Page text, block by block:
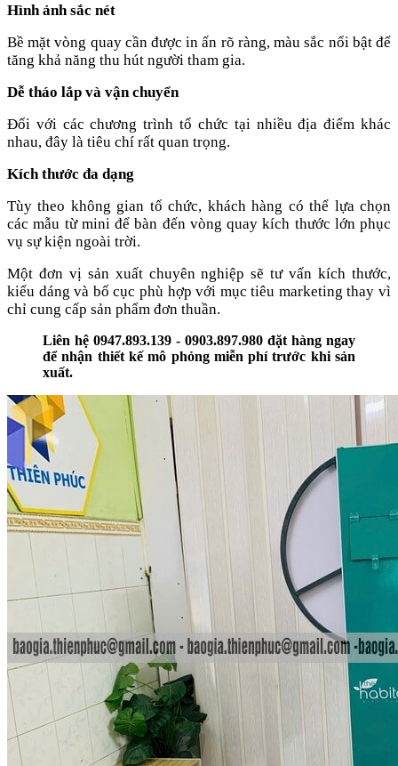
Hình ảnh sắc nét
Bề mặt vòng quay cần được in ấn rõ ràng, màu sắc nổi bật để
tăng khả năng thu hút người tham gia.
Dễ tháo lắp và vận chuyển
Đối với các chương trình tổ chức tại nhiều địa điểm khác
nhau, đây là tiêu chí rất quan trọng.
Kích thước đa dạng
Tùy theo không gian tổ chức, khách hàng có thể lựa chọn
các mẫu từ mini để bàn đến vòng quay kích thước lớn phục
vụ sự kiện ngoài trời.
Một đơn vị sản xuất chuyên nghiệp sẽ tư vấn kích thước,
kiểu dáng và bố cục phù hợp với mục tiêu marketing thay vì
chỉ cung cấp sản phẩm đơn thuần.
Liên hệ 0947.893.139 - 0903.897.980 đặt hàng ngay
để nhận thiết kế mô phỏng miễn phí trước khi sản
xuất.